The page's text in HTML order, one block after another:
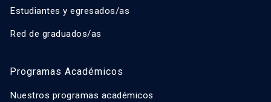
Estudiantes y egresados/as
Red de graduados/as
Programas Académicos
Nuestros programas académicos